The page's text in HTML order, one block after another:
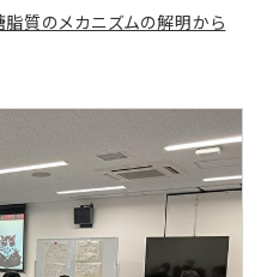
質のメカニズムの解明から